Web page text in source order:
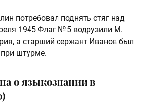
потребовал поднять стяг над
1945 Флаг № 5 водрузили М.
а старший сержант Иванов был
при штурме.
о языкознании в